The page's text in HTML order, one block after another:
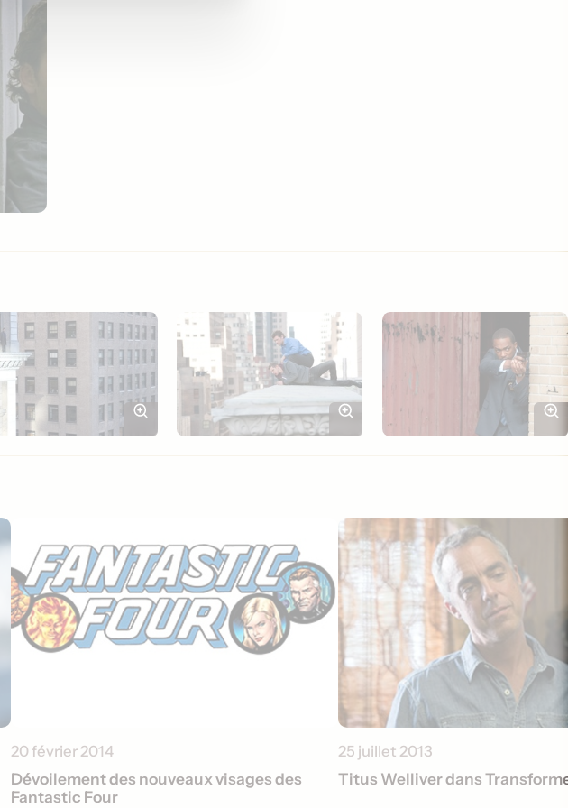
20 février 2014
Dévoilement des nouveaux visages des
Fantastic Four
25 juillet 2013
Titus Welliver dans